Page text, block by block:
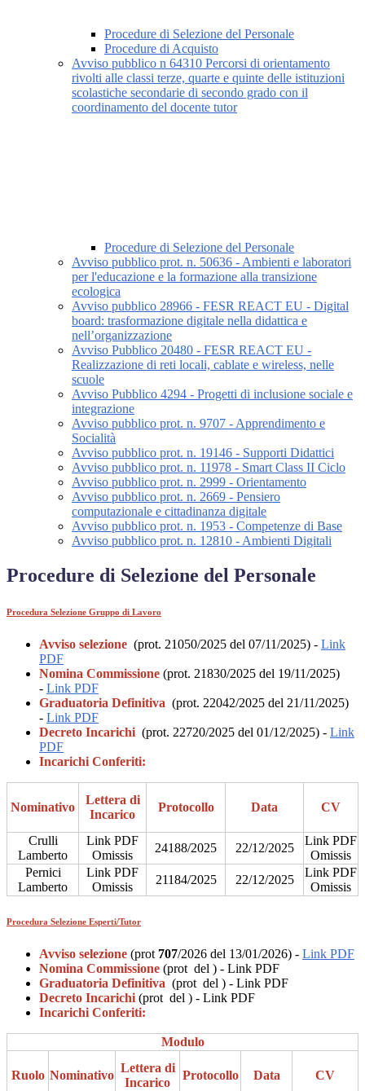
Procedure di Selezione del Personale
Procedure di Acquisto
Avviso pubblico n 64310 Percorsi di orientamento
rivolti alle classi terze, quarte e quinte delle istituzioni
scolastiche secondarie di secondo grado con il
coordinamento del docente tutor
Procedure di Selezione del Personale
Avviso pubblico prot. n. 50636 - Ambienti e laboratori
per l'educazione e la formazione alla transizione
ecologica
Avviso pubblico 28966 - FESR REACT EU - Digital
board: trasformazione digitale nella didattica e
nell’organizzazione
Avviso Pubblico 20480 - FESR REACT EU -
Realizzazione di reti locali, cablate e wireless, nelle
scuole
Avviso Pubblico 4294 - Progetti di inclusione sociale e
integrazione
Avviso pubblico prot. n. 9707 - Apprendimento e
Socialità
Avviso pubblico prot. n. 19146 - Supporti Didattici
Avviso pubblico prot. n. 11978 - Smart Class II Ciclo
Avviso pubblico prot. n. 2999 - Orientamento
Avviso pubblico prot. n. 2669 - Pensiero
computazionale e cittadinanza digitale
Avviso pubblico prot. n. 1953 - Competenze di Base
Avviso pubblico prot. n. 12810 - Ambienti Digitali
Procedure di Selezione del Personale
Procedura Selezione Gruppo di Lavoro
Avviso selezione (prot. 21050/2025 del 07/11/2025) - Link
PDF
Nomina Commissione (prot. 21830/2025 del 19/11/2025)
- Link PDF
Graduatoria Definitiva (prot. 22042/2025 del 21/11/2025)
- Link PDF
Decreto Incarichi (prot. 22720/2025 del 01/12/2025) - Link
PDF
Incarichi Conferiti:
Nominativo
Lettera di
Incarico
Protocollo Data CV
Crulli
Lamberto
Link PDF
Omissis
24188/2025 22/12/2025
Link PDF
Omissis
Pernici
Lamberto
Link PDF
Omissis
21184/2025 22/12/2025
Link PDF
Omissis
Procedura Selezione Esperti/Tutor
Avviso selezione (prot 707/2026 del 13/01/2026) - Link PDF
Nomina Commissione (prot del ) - Link PDF
Graduatoria Definitiva (prot del ) - Link PDF
Decreto Incarichi (prot del ) - Link PDF
Incarichi Conferiti:
Modulo
Ruolo Nominativo
Lettera di
Incarico
Protocollo Data CV